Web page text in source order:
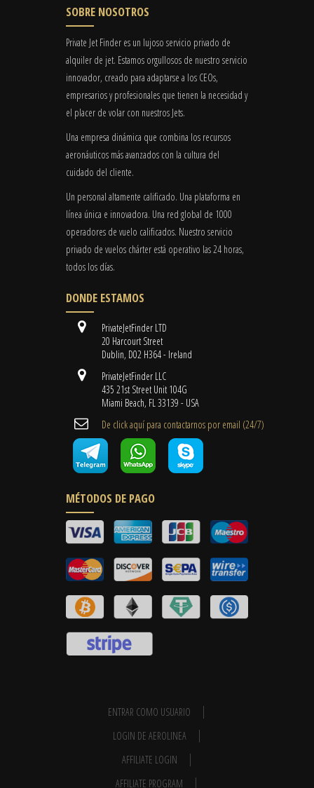
SOBRE NOSOTROS
Private Jet Finder es un lujoso servicio privado de
alquiler de jet. Estamos orgullosos de nuestro servicio
innovador, creado para adaptarse a los CEOs,
empresarios y profesionales que tienen la necesidad y
el placer de volar con nuestros Jets.
Una empresa dinámica que combina los recursos
aeronáuticos más avanzados con la cultura del
cuidado del cliente.
Un personal altamente calificado. Una plataforma en
línea única e innovadora. Una red global de 1000
operadores de vuelo calificados. Nuestro servicio
privado de vuelos chárter está operativo las 24 horas,
todos los días.
DONDE ESTAMOS
PrivateJetFinder LTD
20 Harcourt Street
Dublin, D02 H364 - Ireland
PrivateJetFinder LLC
435 21st Street Unit 104G
Miami Beach, FL 33139 - USA
De click aquí para contactarnos por email ​(24/7)
MÉTODOS DE PAGO
ENTRAR COMO USUARIO
LOGIN DE AEROLINEA
AFFILIATE LOGIN
AFFILIATE PROGRAM